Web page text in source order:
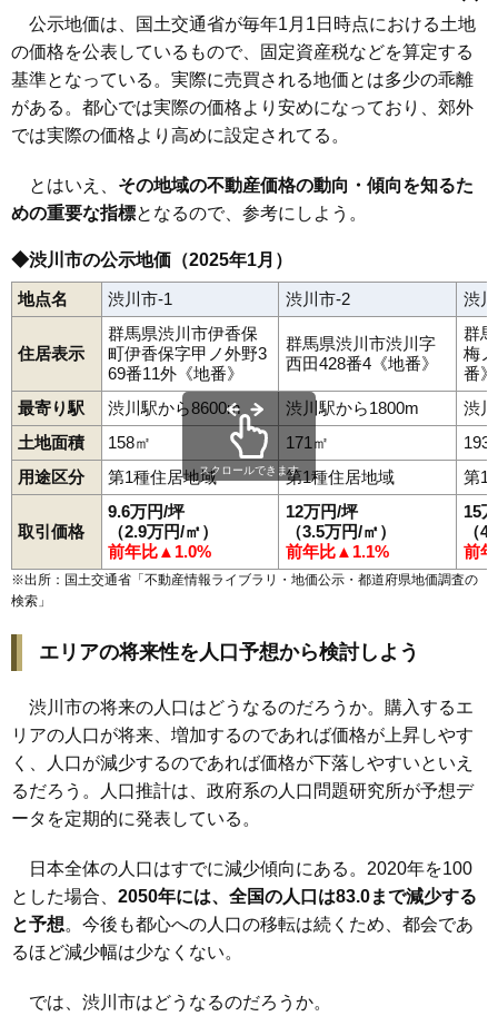
公示地価は、国土交通省が毎年1月1日時点における土地
の価格を公表しているもので、固定資産税などを算定する
基準となっている。実際に売買される地価とは多少の乖離
がある。都心では実際の価格より安めになっており、郊外
では実際の価格より高めに設定されてる。
とはいえ、 その地域の不動産価格の動向・傾向を知るた
めの重要な指標となるので、参考にしよう。
◆渋川市の公示地価（2025年1月）
地点名 渋川市-1 渋川市-2 渋
住居表示
群馬県渋川市伊香保
町伊香保字甲ノ外野3
69番11外《地番》
群馬県渋川市渋川字
西田428番4《地番》
群
梅
番》
最寄り駅
渋川駅から8600m 渋川駅から1800m
渋
土地面積
158㎡ 171㎡
193
用途区分
第1種住居地域 第1種住居地域 第1
取引価格
9.6万円/坪
（2.9万円/㎡）
前年比▲1.0%
12万円/坪
（3.5万円/㎡）
前年比▲1.1%
15
（
前
スクロールできます
※出所：国土交通省「不動産情報ライブラリ・地価公示・都道府県地価調査の
検索 」
エリアの将来性を人口予想から検討しよう
渋川市の将来の人口はどうなるのだろうか。購入するエ
リアの人口が将来、増加するのであれば価格が上昇しやす
く、人口が減少するのであれば価格が下落しやすいといえ
るだろう。人口推計は、政府系の人口問題研究所が予想デ
ータを定期的に発表している。
日本全体の人口はすでに減少傾向にある。2020年を100
とした場合、 2050年には、全国の人口は83.0まで減少する
と予想。今後も都心への人口の移転は続くため、都会であ
るほど減少幅は少なくない。
では、渋川市はどうなるのだろうか。
赤城町持柏木 阿久津有馬伊香保町伊香保石原祖母島小野子
金井上白井川島北牧渋川白井 中郷 中村 半田吹屋
北橘町上南室北橘町上箱田北橘町小室北橘町下南室
北橘町下箱田 北橘町箱田北橘町八崎北橘町分郷八崎
北橘町真壁 行幸田 村上八木原横堀
渋川駅金島駅 小野上駅八木原駅敷島駅 津久田駅